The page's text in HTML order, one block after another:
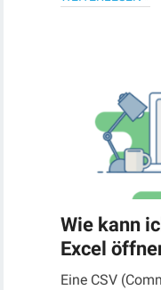
Wie kann
Excel
Eine CSV